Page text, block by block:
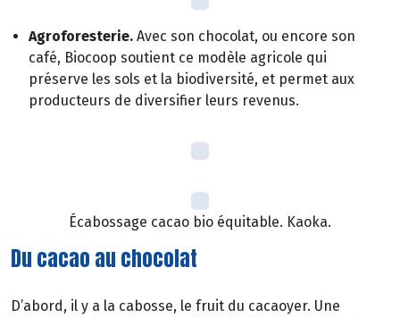
Agroforesterie. Avec son chocolat, ou encore son
café, Biocoop soutient ce modèle agricole qui
préserve les sols et la biodiversité, et permet aux
producteurs de diversifier leurs revenus.
Écabossage cacao bio équitable. Kaoka.
Du cacao au chocolat
D’abord, il y a la cabosse, le fruit du cacaoyer. Une